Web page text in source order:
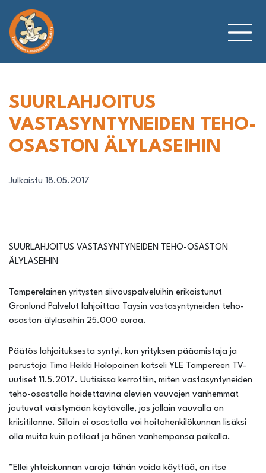
sisältöön
SUURLAHJOITUS
VASTASYNTYNEIDEN TEHO-
OSASTON ÄLYLASEIHIN
Julkaistu 18.05.2017
SUURLAHJOITUS VASTASYNTYNEIDEN TEHO-OSASTON
ÄLYLASEIHIN
Tamperelainen yritysten siivouspalveluihin erikoistunut
Gronlund Palvelut lahjoittaa Taysin vastasyntyneiden teho-
osaston älylaseihin 25.000 euroa.
Päätös lahjoituksesta syntyi, kun yrityksen pääomistaja ja
perustaja Timo Heikki Holopainen katseli YLE Tampereen TV-
uutiset 11.5.2017. Uutisissa kerrottiin, miten vastasyntyneiden
teho-osastolla hoidettavina olevien vauvojen vanhemmat
joutuvat väistymään käytävälle, jos jollain vauvalla on
kriisitilanne. Silloin ei osastolla voi hoitohenkilökunnan lisäksi
olla muita kuin potilaat ja hänen vanhempansa paikalla.
”Ellei yhteiskunnan varoja tähän voida käyttää, on itse